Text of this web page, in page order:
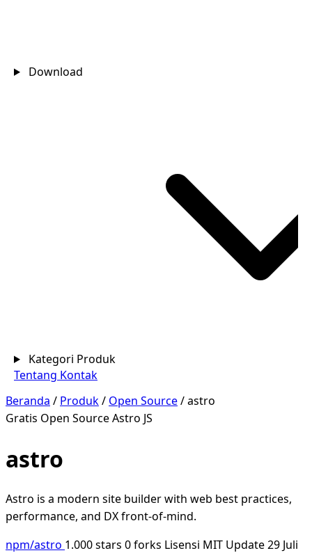
Download
Kategori Produk
Tentang Kontak
Beranda / Produk/ Open Source/astro
Gratis Open SourceAstro JS
astro
Astro is a modern site builder with web best practices,
performance, and DX front-of-mind.
npm/astro 1.000 stars 0 forks Lisensi MIT Update 29 Juli